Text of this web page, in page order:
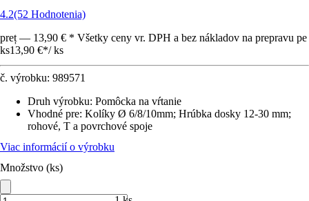
4.2(52 Hodnotenia)
preț — 13,90 € * Všetky ceny vr. DPH a bez nákladov na prepravu pe
ks13,90 €*/ ks
č. výrobku: 989571
Druh výrobku: Pomôcka na vŕtanie
Vhodné pre: Kolíky Ø 6/8/10mm; Hrúbka dosky 12-30 mm;
rohové, T a povrchové spoje
Viac informácií o výrobku
Množstvo (ks)